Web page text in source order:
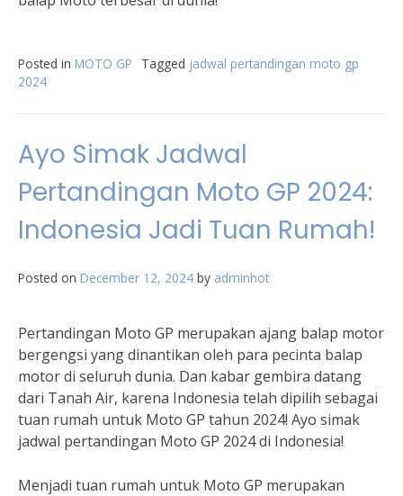
Posted in MOTO GP Tagged jadwal pertandingan moto gp
2024
Ayo Simak Jadwal
Pertandingan Moto GP 2024:
Indonesia Jadi Tuan Rumah!
Posted on December 12, 2024 by adminhot
Pertandingan Moto GP merupakan ajang balap motor
bergengsi yang dinantikan oleh para pecinta balap
motor di seluruh dunia. Dan kabar gembira datang
dari Tanah Air, karena Indonesia telah dipilih sebagai
tuan rumah untuk Moto GP tahun 2024! Ayo simak
jadwal pertandingan Moto GP 2024 di Indonesia!
Menjadi tuan rumah untuk Moto GP merupakan